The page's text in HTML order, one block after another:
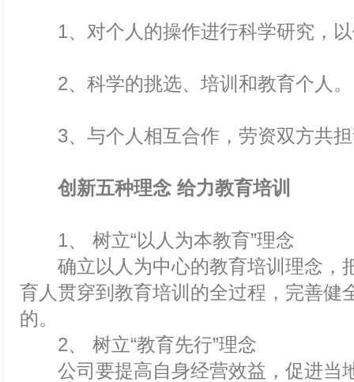
1、对个人的操作进行科学研究，以
2、科学的挑选、培训和教育个人。
3、与个人相互合作，劳资双方共担
创新五种理念 给力教育培训
1、 树立“以人为本教育”理念
确立以人为中心的教育培训理念，
育人贯穿到教育培训的全过程，完善健
的。
2、 树立“教育先行”理念
公司要提高自身经营效益，促进当